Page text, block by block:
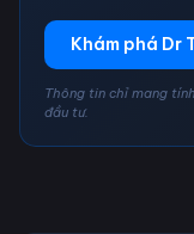
Khám phá Dr
Thông tin chỉ mang
đầu tư.